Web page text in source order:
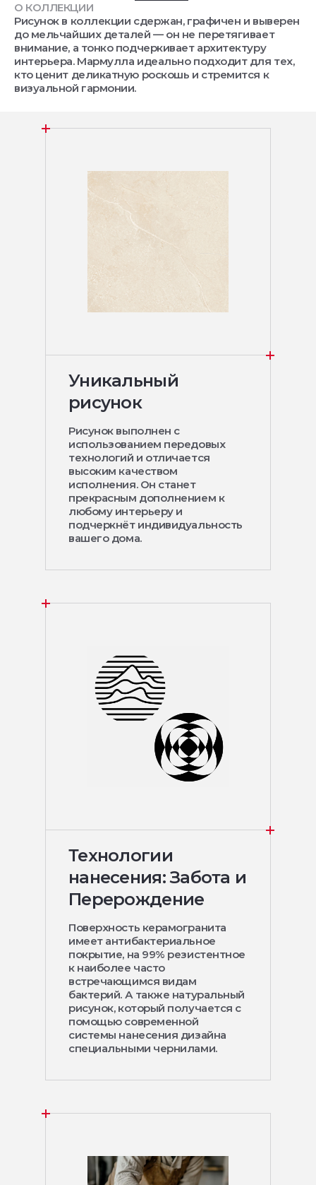
О КОЛЛЕКЦИИ
Рисунок в коллекции сдержан, графичен и выверен
до мельчайших деталей — он не перетягивает
внимание, а тонко подчеркивает архитектуру
интерьера. Мармулла идеально подходит для тех,
кто ценит деликатную роскошь и стремится к
визуальной гармонии.
Уникальный
рисунок
Рисунок выполнен с
использованием передовых
технологий и отличается
высоким качеством
исполнения. Он станет
прекрасным дополнением к
любому интерьеру и
подчеркнёт индивидуальность
вашего дома.
Технологии
нанесения: Забота и
Перерождение
Поверхность керамогранита
имеет антибактериальное
покрытие, на 99% резистентное
к наиболее часто
встречающимся видам
бактерий. А также натуральный
рисунок, который получается с
помощью современной
системы нанесения дизайна
специальными чернилами.